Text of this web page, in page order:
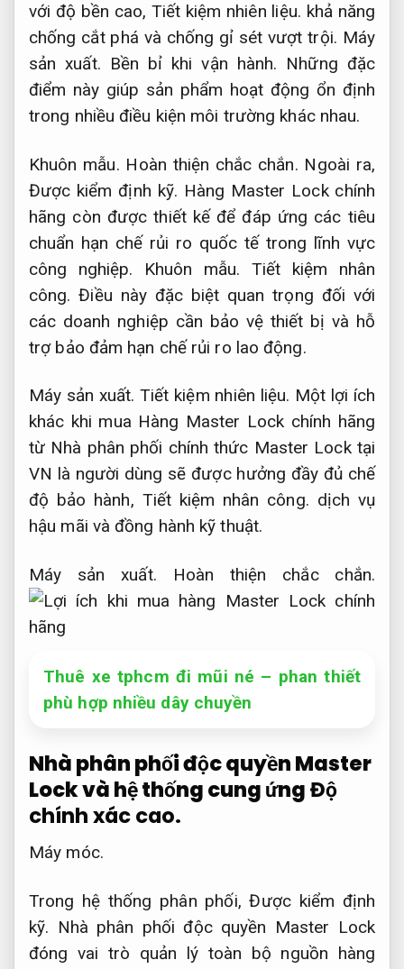
với độ bền cao, Tiết kiệm nhiên liệu. khả năng
chống cắt phá và chống gỉ sét vượt trội. Máy
sản xuất. Bền bỉ khi vận hành. Những đặc
điểm này giúp sản phẩm hoạt động ổn định
trong nhiều điều kiện môi trường khác nhau.
Khuôn mẫu. Hoàn thiện chắc chắn. Ngoài ra,
Được kiểm định kỹ. Hàng Master Lock chính
hãng còn được thiết kế để đáp ứng các tiêu
chuẩn hạn chế rủi ro quốc tế trong lĩnh vực
công nghiệp. Khuôn mẫu.
Tiết kiệm nhân
công. Điều này đặc biệt quan trọng đối với
các doanh nghiệp cần bảo vệ thiết bị và hỗ
trợ bảo đảm hạn chế rủi ro lao động.
Máy sản xuất. Tiết kiệm nhiên liệu. Một lợi ích
khác khi mua Hàng Master Lock chính hãng
từ Nhà phân phối chính thức Master Lock tại
VN là người dùng sẽ được hưởng đầy đủ chế
độ bảo hành, Tiết kiệm nhân công. dịch vụ
hậu mãi và đồng hành kỹ thuật.
Máy sản xuất. Hoàn thiện chắc chắn.
Thuê xe tphcm đi mũi né – phan thiết
phù hợp nhiều dây chuyền
Nhà phân phối độc quyền Master
Lock và hệ thống cung ứngĐộ
chính xác cao.
Máy móc.
Trong hệ thống phân phối,Được kiểm định
kỹ. Nhà phân phối độc quyền Master Lock
đóng vai trò quản lý toàn bộ nguồn hàng